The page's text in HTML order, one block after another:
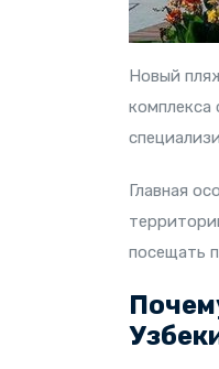
Новый
комплекса
Главная
посещать